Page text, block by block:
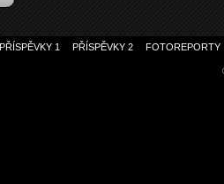
PŘÍSPĚVKY 1 PŘÍSPĚVKY 2 FOTOREPORTY